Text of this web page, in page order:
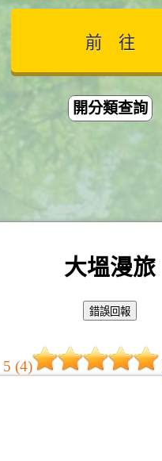
開分類查詢
大塭漫旅
5 (4)